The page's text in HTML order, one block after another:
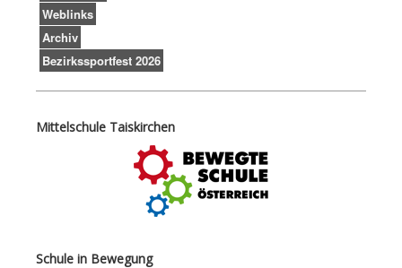
Weblinks
Archiv
Bezirkssportfest 2026
Mittelschule Taiskirchen
Schule in Bewegung